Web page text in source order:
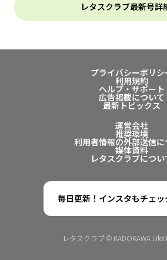
レタスクラブ最新号詳
プライバシーポリシ
利用規約
ヘルプ・サポート
広告掲載について
最新トピックス
運営会社
推奨環境
利用者情報の外部送信に
媒体資料
レタスクラブについ
毎日更新！インスタもチェッ
レタスクラブ © KADOKAWA